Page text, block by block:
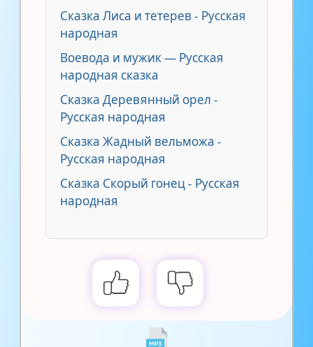
Сказка Лиса и тетерев - Русская
народная
Воевода и мужик — Русская
народная сказка
Сказка Деревянный орел -
Русская народная
Сказка Жадный вельможа -
Русская народная
Сказка Скорый гонец - Русская
народная